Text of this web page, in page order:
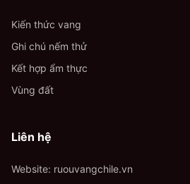
Kiến thức vang
Ghi chú nếm thử
Kết hợp ẩm thực
Vùng đất
Liên hệ
Website: ruouvangchile.vn